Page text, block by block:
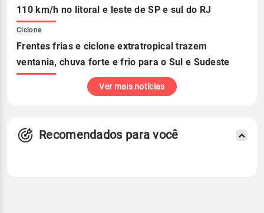
110 km/h no litoral e leste de SP e sul do RJ
Ciclone
Frentes frias e ciclone extratropical trazem
ventania, chuva forte e frio para o Sul e Sudeste
Ver mais notícias
Recomendados para você